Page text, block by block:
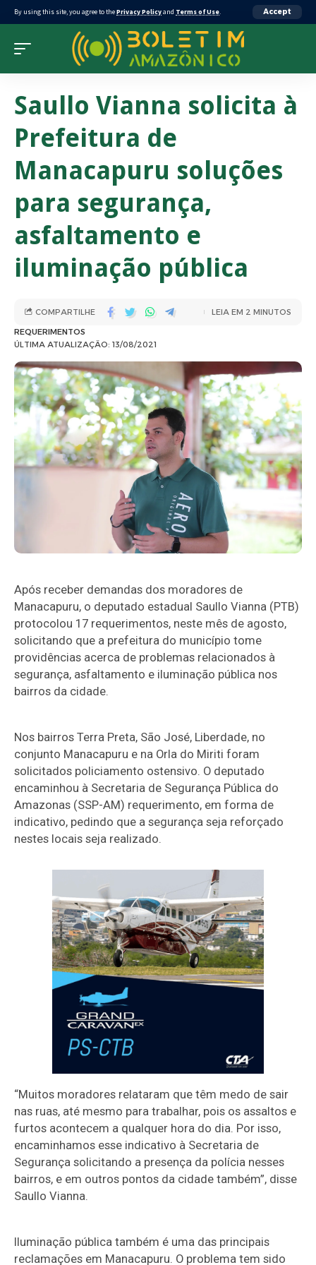
By using this site, you agree to thePrivacy Policyand Terms of Use. Accept
Saullo Vianna solicita à
Prefeitura de
Manacapuru soluções
para segurança,
asfaltamento e
iluminação pública
ÚLTIMA ATUALIZAÇÃO: 13/08/2021
REQUERIMENTOS
COMPARTILHE LEIA EM 2 MINUTOS
Após receber demandas dos moradores de
Manacapuru, o deputado estadual Saullo Vianna (PTB)
protocolou 17 requerimentos, neste mês de agosto,
solicitando que a prefeitura do município tome
providências acerca de problemas relacionados à
segurança, asfaltamento e iluminação pública nos
bairros da cidade.
Nos bairros Terra Preta, São José, Liberdade, no
conjunto Manacapuru e na Orla do Miriti foram
solicitados policiamento ostensivo. O deputado
encaminhou à Secretaria de Segurança Pública do
Amazonas (SSP-AM) requerimento, em forma de
indicativo, pedindo que a segurança seja reforçado
nestes locais seja realizado.
“Muitos moradores relataram que têm medo de sair
nas ruas, até mesmo para trabalhar, pois os assaltos e
furtos acontecem a qualquer hora do dia. Por isso,
encaminhamos esse indicativo à Secretaria de
Segurança solicitando a presença da polícia nesses
bairros, e em outros pontos da cidade também”, disse
Saullo Vianna.
Iluminação pública também é uma das principais
reclamações em Manacapuru. O problema tem sido